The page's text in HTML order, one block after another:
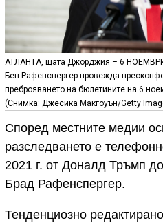
АТЛАНТА, щата Джорджия – 6
Бен Рафенспергер провежда
преброяването на бюлетините на 6
(Снимка: Джесика Макгоуън/Getty
Според местните медии
разследването е
2021 г. от Доналд Тръмп
Брад Рафенспергер.
Тенденциозно